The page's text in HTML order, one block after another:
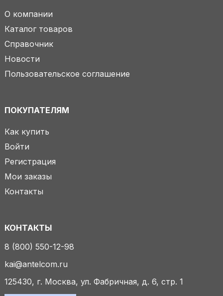
О компании
Каталог товаров
Справочник
Новости
Пользовательское соглашение
ПОКУПАТЕЛЯМ
Как купить
Войти
Регистрация
Мои заказы
Контакты
КОНТАКТЫ
8 (800) 550-12-98
kai@antelcom.ru
125430, г. Москва, ул. Фабричная, д. 6, стр. 1